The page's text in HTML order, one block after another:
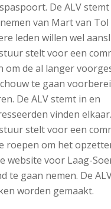
De ALV
van Mart van Tol
leden willen wel
stelt voor een
om de al langer
te gaan
De ALV stemt in en
vinden elkaar.
stelt voor een
roepen om het
website voor Laag-
te gaan nemen. De
worden gemaakt.